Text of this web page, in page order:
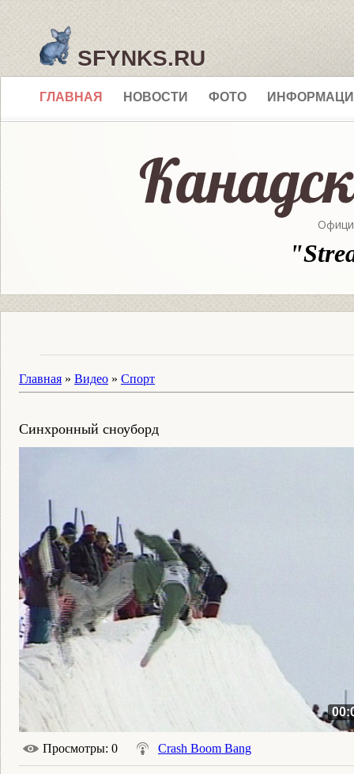
SFYNKS.RU
ГЛАВНАЯ НОВОСТИ ФОТО
Главная » Видео » Спорт
Синхронный сноуборд
Просмотры: 0 Crash Boom Bang